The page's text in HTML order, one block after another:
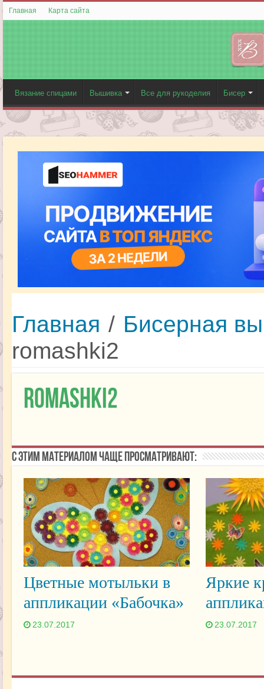
Главная Карта сайта
Вязание спицами Вышивка Все для рукоделия Бисер
Главная / Бисерная
romashki2
romashki2
С этим материалом чаще просматривают:
Цветные мотыльки в
аппликации «Бабочка»
23.07.2017
Яркие
23.07.2017